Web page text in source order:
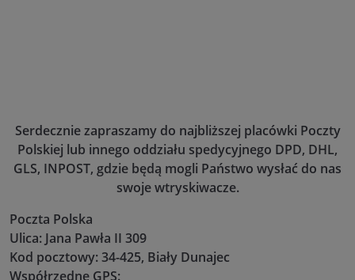
Serdecznie zapraszamy do najbliższej placówki Poczty
Polskiej lub innego oddziału spedycyjnego DPD, DHL,
GLS, INPOST, gdzie będą mogli Państwo wysłać do nas
swoje wtryskiwacze.
Poczta Polska
Ulica: Jana Pawła II 309
Kod pocztowy: 34-425, Biały Dunajec
Współrzędne GPS: